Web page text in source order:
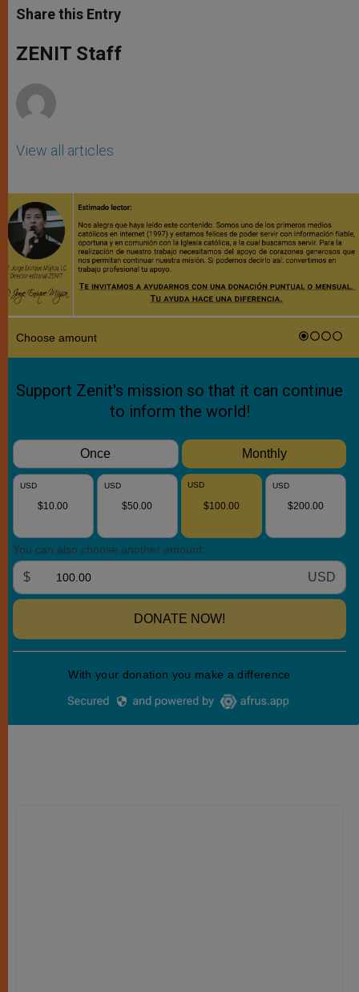
t
s
p
p
s
e
g
e
e
b
o
k
Share this Entry
ZENIT Staff
View all articles